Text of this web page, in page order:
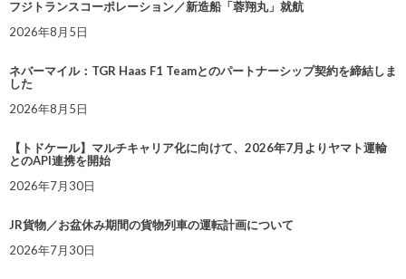
フジトランスコーポレーション／新造船「蓉翔丸」就航
2026年8月5日
ネバーマイル：TGR Haas F1 Teamとのパートナーシップ契約を締結しま
した
2026年8月5日
【トドケール】マルチキャリア化に向けて、2026年7月よりヤマト運輸
とのAPI連携を開始
2026年7月30日
JR貨物／お盆休み期間の貨物列車の運転計画について
2026年7月30日